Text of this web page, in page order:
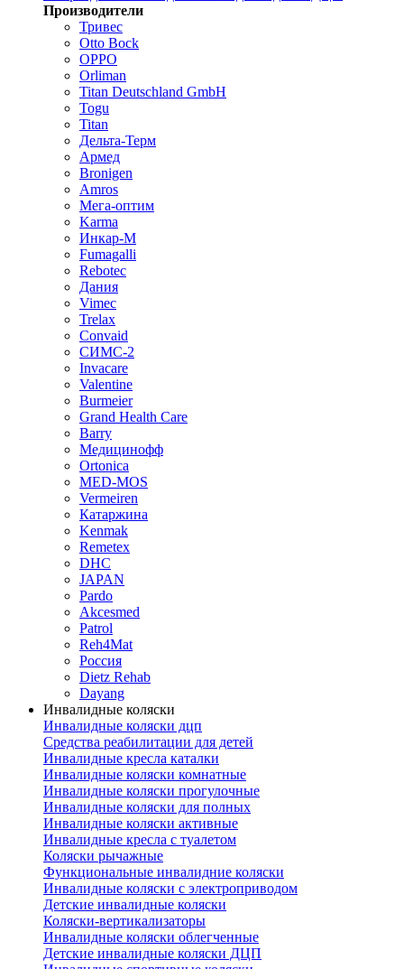
Производители
Тривес
Otto Bock
OPPO
Orliman
Titan Deutschland GmbH
Togu
Titan
Дельта-Терм
Армед
Bronigen
Amros
Мега-оптим
Karma
Инкар-М
Fumagalli
Rebotec
Дания
Vimec
Trelax
Convaid
СИМС-2
Invacare
Valentine
Burmeier
Grand Health Care
Barry
Медицинофф
Ortonica
MED-MOS
Vermeiren
Катаржина
Kenmak
Remetex
DHC
JAPAN
Pardo
Akcesmed
Patrol
Reh4Mat
Россия
Dietz Rehab
Dayang
Инвалидные коляски
Инвалидные коляски дцп
Средства реабилитации для детей
Инвалидные кресла каталки
Инвалидные коляски комнатные
Инвалидные коляски прогулочные
Инвалидные коляски для полных
Инвалидные коляски активные
Инвалидные кресла с туалетом
Коляски рычажные
Функциональные инвалидние коляски
Инвалидные коляски с электроприводом
Детские инвалидные коляски
Коляски-вертикализаторы
Инвалидные коляски облегченные
Детские инвалидные коляски ДЦП